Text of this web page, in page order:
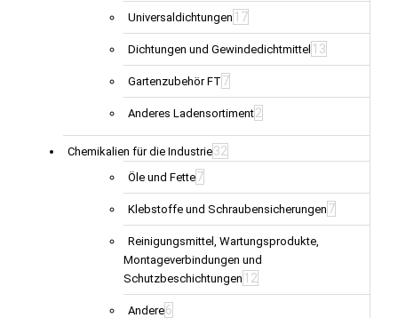
Universaldichtungen 17
Dichtungen und Gewindedichtmittel 13
Gartenzubehör FT 7
Anderes Ladensortiment2
Chemikalien für die Industrie32
Öle und Fette7
Klebstoffe und Schraubensicherungen 7
Reinigungsmittel, Wartungsprodukte,
Montageverbindungen und
Schutzbeschichtungen 12
Andere6